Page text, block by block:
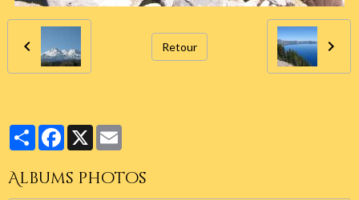
Retour
PartagerFacebook
X
Albums photos